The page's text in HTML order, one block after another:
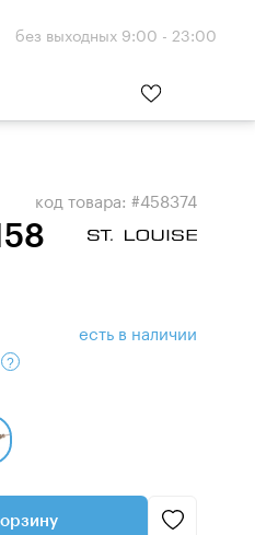
без выходных 9:00 - 23:00
код товара: #458374
есть в наличии